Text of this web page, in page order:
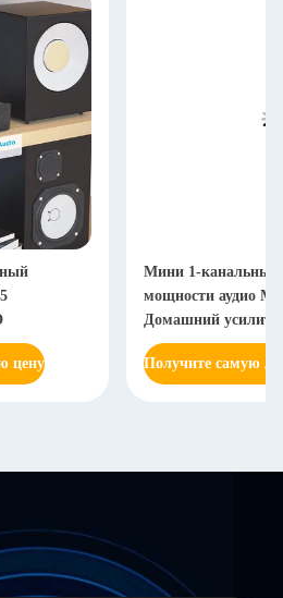
цену
Мини 1-канальный
мощности аудио
Домашний
Получите самую